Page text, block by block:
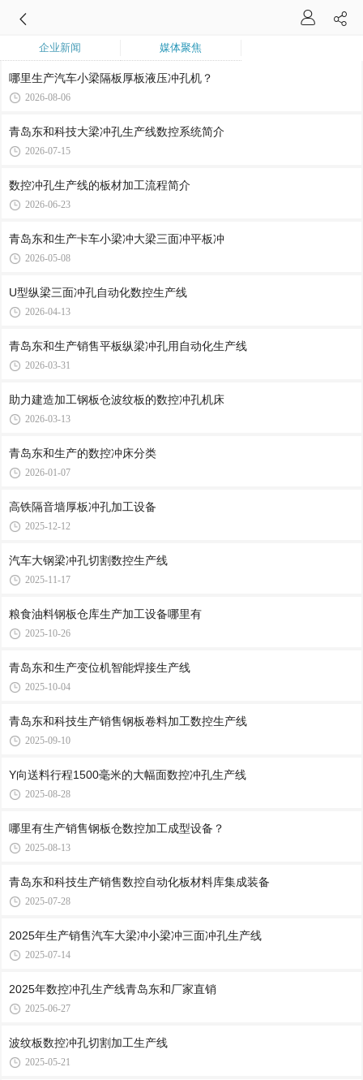
企业新闻 媒体聚焦
哪里生产汽车小梁隔板厚板液压冲孔机？
2026-08-06
青岛东和科技大梁冲孔生产线数控系统简介
2026-07-15
数控冲孔生产线的板材加工流程简介
2026-06-23
青岛东和生产卡车小梁冲大梁三面冲平板冲
2026-05-08
U型纵梁三面冲孔自动化数控生产线
2026-04-13
青岛东和生产销售平板纵梁冲孔用自动化生产线
2026-03-31
助力建造加工钢板仓波纹板的数控冲孔机床
2026-03-13
青岛东和生产的数控冲床分类
2026-01-07
高铁隔音墙厚板冲孔加工设备
2025-12-12
汽车大钢梁冲孔切割数控生产线
2025-11-17
粮食油料钢板仓库生产加工设备哪里有
2025-10-26
青岛东和生产变位机智能焊接生产线
2025-10-04
青岛东和科技生产销售钢板卷料加工数控生产线
2025-09-10
Y向送料行程1500毫米的大幅面数控冲孔生产线
2025-08-28
哪里有生产销售钢板仓数控加工成型设备？
2025-08-13
青岛东和科技生产销售数控自动化板材料库集成装备
2025-07-28
2025年生产销售汽车大梁冲小梁冲三面冲孔生产线
2025-07-14
2025年数控冲孔生产线青岛东和厂家直销
2025-06-27
波纹板数控冲孔切割加工生产线
2025-05-21